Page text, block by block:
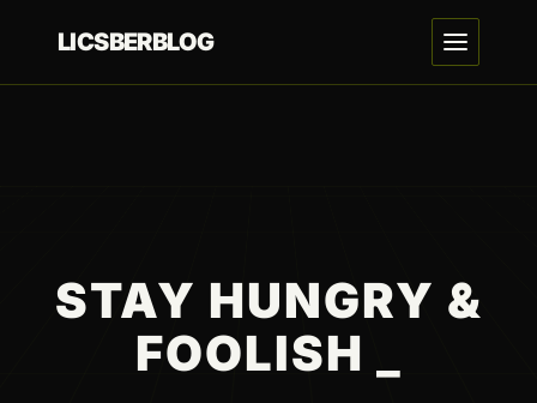
LICSBERBLOG
STAY HUNGRY &
FOOLISH